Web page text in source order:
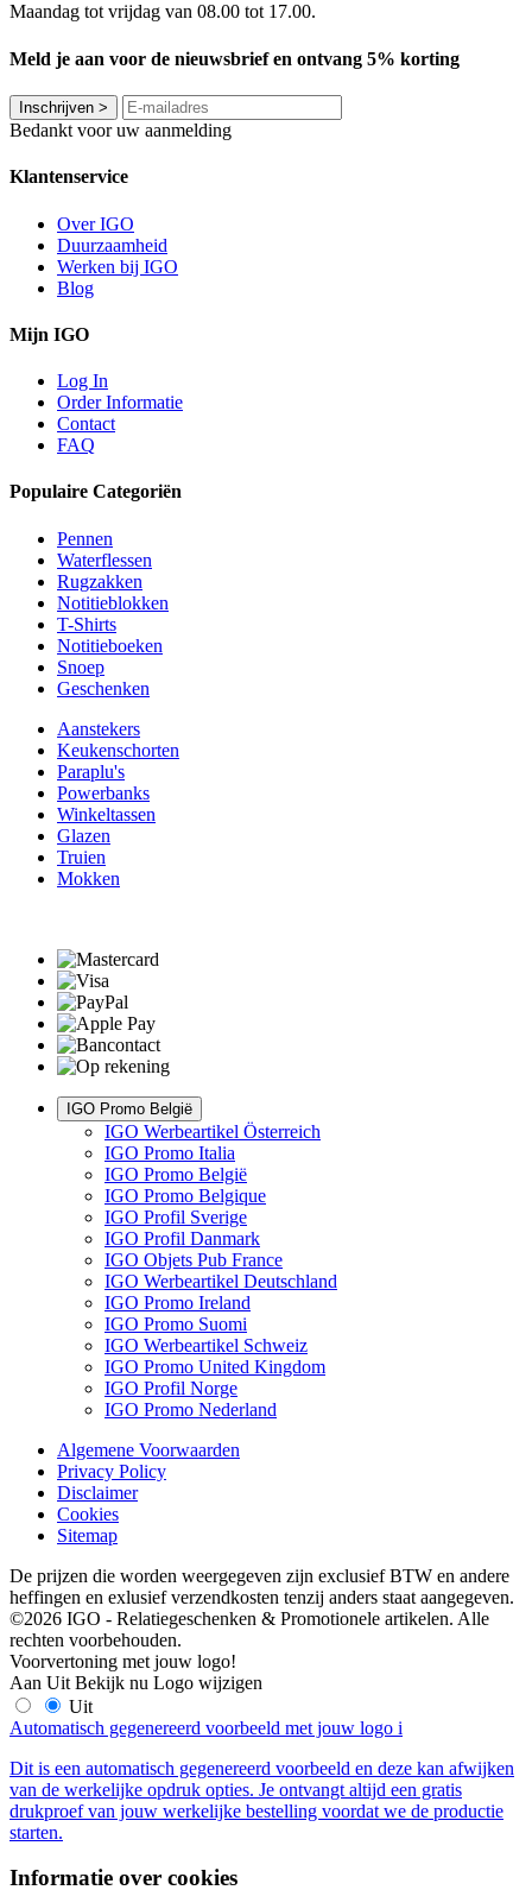
Maandag tot vrijdag van 08.00 tot 17.00.
Meld je aan voor de nieuwsbrief en ontvang 5% korting
Inschrijven >
Bedankt voor uw aanmelding
Klantenservice
Over IGO
Duurzaamheid
Werken bij IGO
Blog
Mijn IGO
Log In
Order Informatie
Contact
FAQ
Populaire Categoriën
Pennen
Waterflessen
Rugzakken
Notitieblokken
T-Shirts
Notitieboeken
Snoep
Geschenken
Aanstekers
Keukenschorten
Paraplu's
Powerbanks
Winkeltassen
Glazen
Truien
Mokken
IGO Promo België
IGO Werbeartikel Österreich
IGO Promo Italia
IGO Promo België
IGO Promo Belgique
IGO Profil Sverige
IGO Profil Danmark
IGO Objets Pub France
IGO Werbeartikel Deutschland
IGO Promo Ireland
IGO Promo Suomi
IGO Werbeartikel Schweiz
IGO Promo United Kingdom
IGO Profil Norge
IGO Promo Nederland
Algemene Voorwaarden
Privacy Policy
Disclaimer
Cookies
Sitemap
De prijzen die worden weergegeven zijn exclusief BTW en andere
heffingen en exlusief verzendkosten tenzij anders staat aangegeven.
©2026 IGO - Relatiegeschenken & Promotionele artikelen. Alle
rechten voorbehouden.
Voorvertoning met jouw logo!
Aan Uit Bekijk nu Logo wijzigen
Uit
Automatisch gegenereerd voorbeeld met jouw logo i
Dit is een automatisch gegenereerd voorbeeld en deze kan afwijken
van de werkelijke opdruk opties. Je ontvangt altijd een gratis
drukproef van jouw werkelijke bestelling voordat we de productie
starten.
Informatie over cookies